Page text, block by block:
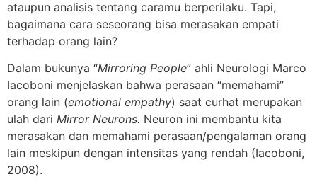
ataupun analisis tentang caramu berperilaku. Tapi,
bagaimana cara seseorang bisa merasakan empati
terhadap orang lain?
Dalam bukunya “Mirroring People” ahli Neurologi Marco
Iacoboni menjelaskan bahwa perasaan “memahami”
orang lain (emotional empathy) saat curhat merupakan
ulah dari Mirror Neurons. Neuron ini membantu kita
merasakan dan memahami perasaan/pengalaman orang
lain meskipun dengan intensitas yang rendah (Iacoboni,
2008).